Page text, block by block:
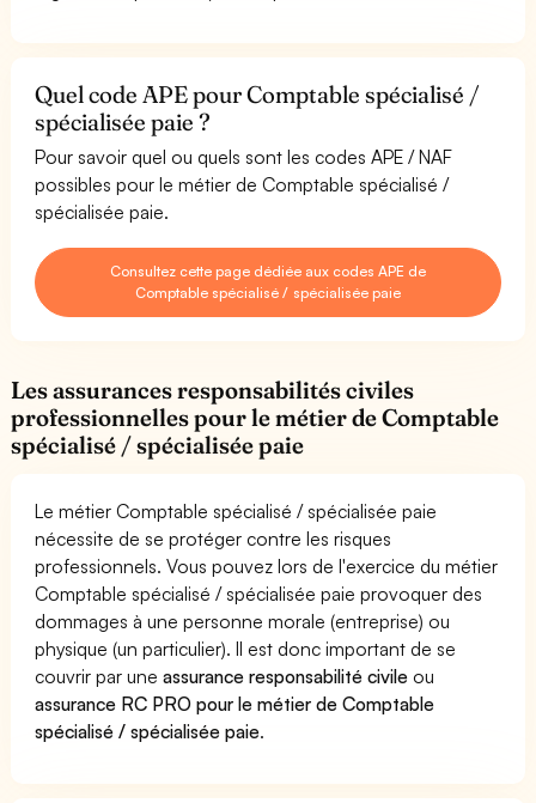
Quel code APE pour Comptable spécialisé /
spécialisée paie ?
Pour savoir quel ou quels sont les codes APE / NAF
possibles pour le métier de Comptable spécialisé /
spécialisée paie.
Consultez cette page dédiée aux codes APE de
Comptable spécialisé / spécialisée paie
Les assurances responsabilités civiles
professionnelles pour le métier de Comptable
spécialisé / spécialisée paie
Le métier Comptable spécialisé / spécialisée paie
nécessite de se protéger contre les risques
professionnels. Vous pouvez lors de l'exercice du métier
Comptable spécialisé / spécialisée paie provoquer des
dommages à une personne morale (entreprise) ou
physique (un particulier). Il est donc important de se
couvrir par uneassurance responsabilité civile ou
assurance RC PRO pour le métier de Comptable
spécialisé / spécialisée paie.